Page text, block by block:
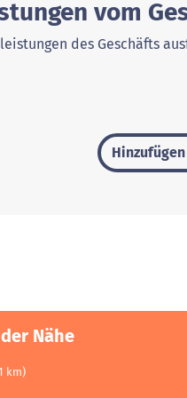
vom
des Geschäfts
Nähe
km)